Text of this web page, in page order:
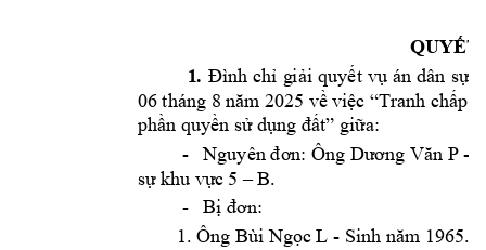
1. Đình chỉ giải quyết vụ án dân sự
06tháng 8 năm 2025 về việc “Tranh chấp
phần quyền sử dụng đất” giữa:
- Nguyên đơn: Ông Dương Văn P -
sự khu vực 5 – B.
-
Bị đơn:
1. Ông Bùi Ngọc L - Sinh năm 1965.